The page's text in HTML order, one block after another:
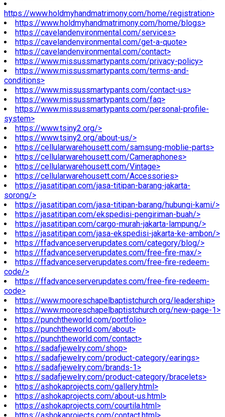
https://www.holdmyhandmatrimony.com/home/registration>
https://www.holdmyhandmatrimony.com/home/blogs>
https://cavelandenvironmental.com/services>
https://cavelandenvironmental.com/get-a-quote>
https://cavelandenvironmental.com/contact>
https://www.missussmartypants.com/privacy-policy>
https://www.missussmartypants.com/terms-and-
conditions>
https://www.missussmartypants.com/contact-us>
https://www.missussmartypants.com/faq>
https://www.missussmartypants.com/personal-profile-
system>
https://www.tsiny2.org/>
https://www.tsiny2.org/about-us/>
https://cellularwarehousett.com/samsung-moblie-parts>
https://cellularwarehousett.com/Cameraphones>
https://cellularwarehousett.com/Vintage>
https://cellularwarehousett.com/Accessories>
https://jasatitipan.com/jasa-titipan-barang-jakarta-
sorong/>
https://jasatitipan.com/jasa-titipan-barang/hubungi-kami/>
https://jasatitipan.com/ekspedisi-pengiriman-buah/>
https://jasatitipan.com/cargo-murah-jakarta-lampung/>
https://jasatitipan.com/jasa-ekspedisi-jakarta-ke-ambon/>
https://ffadvanceserverupdates.com/category/blog/>
https://ffadvanceserverupdates.com/free-fire-max/>
https://ffadvanceserverupdates.com/free-fire-redeem-
code/>
https://ffadvanceserverupdates.com/free-fire-redeem-
code>
https://www.mooreschapelbaptistchurch.org/leadership>
https://www.mooreschapelbaptistchurch.org/new-page-1>
https://punchtheworld.com/portfolio>
https://punchtheworld.com/about>
https://punchtheworld.com/contact>
https://sadafjewelry.com/shop>
https://sadafjewelry.com/product-category/earings>
https://sadafjewelry.com/brands-1>
https://sadafjewelry.com/product-category/bracelets>
https://ashokaprojects.com/gallery.html>
https://ashokaprojects.com/about-us.html>
https://ashokaprojects.com/courtila.html>